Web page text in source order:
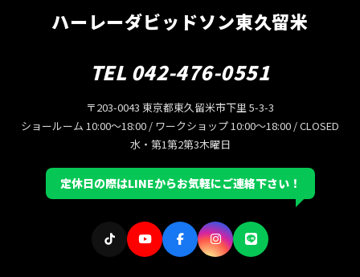
ハーレーダビッドソン東久留米
TEL 042-476-0551
〒203-0043 東京都東久留米市下里 5-3-3
ショールーム 10:00〜18:00 / ワークショップ 10:00〜18:00 / CLOSED
水・第1第2第3木曜日
定休日の際はLINEからお気軽にご連絡下さい！